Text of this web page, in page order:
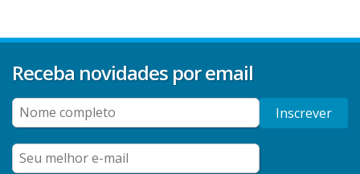
Receba novidades por email
Inscrever